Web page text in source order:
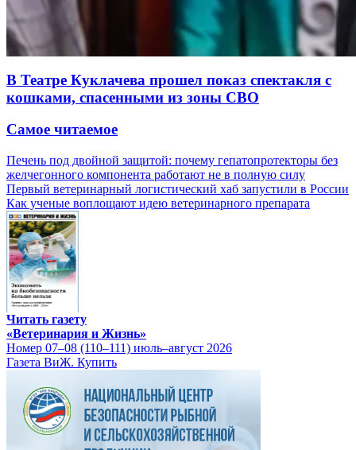
В Театре Куклачева прошел показ спектакля с
кошками, спасенными из зоны СВО
Самое читаемое
Печень под двойной защитой: почему гепатопротекторы без
желчегонного компонента работают не в полную силу
Первый ветеринарный логистический хаб запустили в России
Как ученые воплощают идею ветеринарного препарата
Читать газету
«Ветеринария и Жизнь»
Номер 07–08 (110–111) июль–август 2026
Газета ВиЖ. Купить